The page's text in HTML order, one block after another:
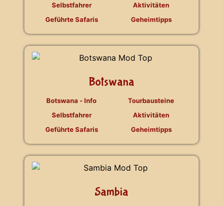
Selbstfahrer
Geführte Safaris
Aktivitäten
Geheimtipps
Botswana
Botswana - Info
Selbstfahrer
Geführte Safaris
Tourbausteine
Aktivitäten
Geheimtipps
Sambia